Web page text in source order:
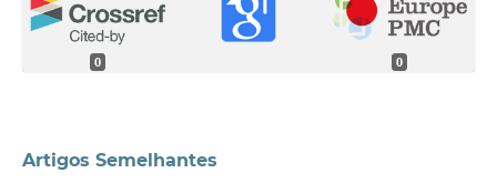
0 0
Artigos Semelhantes